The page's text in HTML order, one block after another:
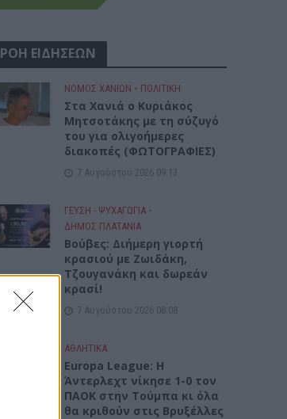
ΡΟΗ ΕΙΔΗΣΕΩΝ
ΝΟΜΌΣ ΧΑΝΊΩΝ • ΠΟΛΙΤΙΚΗ
Στα Χανιά ο Κυριάκος
Μητσοτάκης με τη σύζυγό
του για ολιγοήμερες
διακοπές (ΦΩΤΟΓΡΑΦΙΕΣ)
7 Αυγούστου 2026 09:13
ΓΕΎΣΗ - ΨΥΧΑΓΩΓΊΑ •
ΔΉΜΟΣ ΠΛΑΤΑΝΙΆ
Βούβες: Διήμερη γιορτή
κρασιού με Ζωιδάκη,
Τζουγανάκη και δωρεάν
κρασί!
7 Αυγούστου 2026 08:08
ΑΘΛΗΤΙΚΑ
Europa League: Η
Άντερλεχτ νίκησε 1-0 τον
ΠΑΟΚ στην Τούμπα κι όλα
θα κριθούν στις Βρυξέλλες